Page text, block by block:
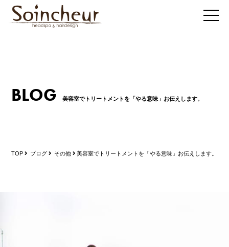
BLOG 美容室でトリートメントを「やる意味」お伝えします。
TOP ブログ その他 美容室でトリートメントを「やる意味」お伝えします。